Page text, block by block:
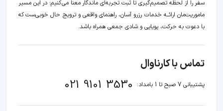
سفر را از لحظه‌ تصمیم‌گیری تا ثبت تجربه‌ای ماندگار معنا می‌کنیم؛ در این مسیر‍
ماموریت‌مان اراﺋــﻪ خدمات رزرو آسان، راهنمای واقعی و ترویج حال خوبی‌ست که
با دعوت به حرکت، پویایی و شادی جمعی همراه باشد.
تماس با کارناوال
پشتیبانی 7 صبح تا 1 بامداد: 021 9101 3530